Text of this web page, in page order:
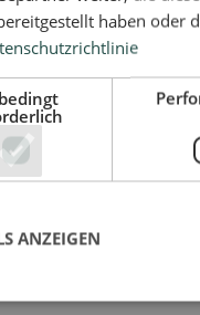
Arbeit!
und liebe seit
was ich empfelen
haben oder
ANZEIGEN